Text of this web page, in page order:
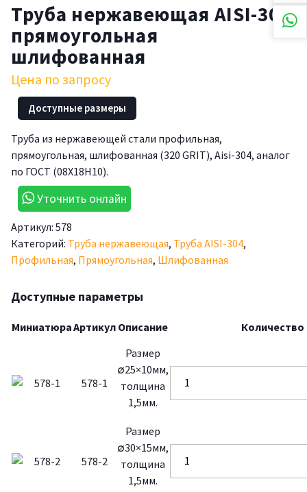
Труба нержавеющая AISI-304
прямоугольная
шлифованная
Цена по запросу
Доступные размеры
Труба из нержавеющей стали профильная,
прямоугольная, шлифованная (320 GRIT), Aisi-304, аналог
по ГОСТ (08Х18Н10).
Уточнить онлайн
Артикул: 578
Категорий: Труба нержавеющая, Труба AISI-304,
Профильная, Прямоугольная, Шлифованная
Доступные параметры
МиниатюраАртикул Описание Количество
578-1
Размер
∅25×10мм,
толщина
1,5мм.
578-2
Размер
∅30×15мм,
толщина
1,5мм.